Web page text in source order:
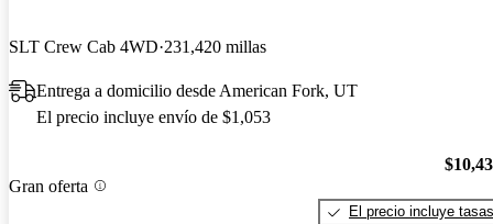
SLT Crew Cab 4WD 231,420 millas
Entrega a domicilio desde American Fork, UT
El precio incluye envío de $1,053
Gran oferta
El precio incluye tasas